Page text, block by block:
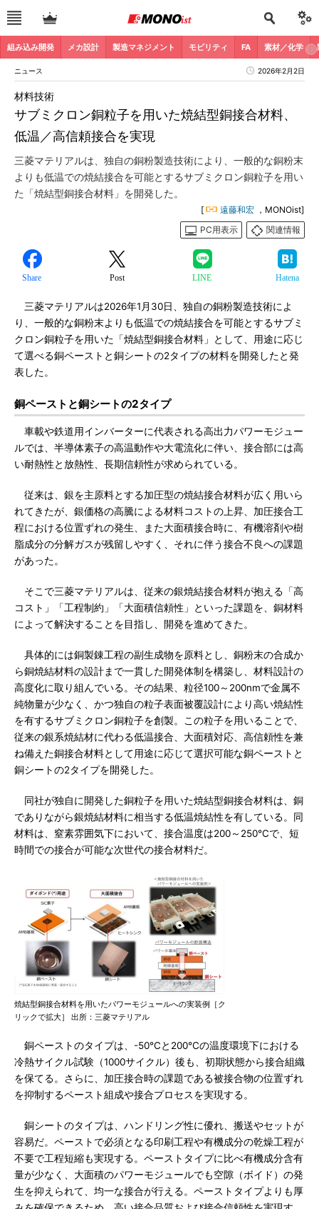
組み込み開発 メカ設計 製造マネジメント モビリティ FA 素材／化学
ニュース 2026年2月2日
サブミクロン銅粒子を用いた焼結型銅接合材料、
低温／高信頼接合を実現
材料技術
三菱マテリアルは、独自の銅粉製造技術により、一般的な銅粉末
よりも低温での焼結接合を可能とするサブミクロン銅粒子を用い
た「焼結型銅接合材料」を開発した。
[ 遠藤和宏 ，MONOist]
PC用表示
関連情報
Share Post LINE Hatena
三菱マテリアルは2026年1月30日、独自の銅粉製造技術によ
り、一般的な銅粉末よりも低温での焼結接合を可能とするサブミ
クロン銅粒子を用いた「焼結型銅接合材料」として、用途に応じ
て選べる銅ペーストと銅シートの2タイプの材料を開発したと発
表した。
銅ペーストと銅シートの2タイプ
車載や鉄道用インバーターに代表される高出力パワーモジュー
ルでは、半導体素子の高温動作や大電流化に伴い、接合部には高
い耐熱性と放熱性、長期信頼性が求められている。
従来は、銀を主原料とする加圧型の焼結接合材料が広く用いら
れてきたが、銀価格の高騰による材料コストの上昇、加圧接合工
程における位置ずれの発生、また大面積接合時に、有機溶剤や樹
脂成分の分解ガスが残留しやすく、それに伴う接合不良への課題
があった。
そこで三菱マテリアルは、従来の銀焼結接合材料が抱える「高
コスト」「工程制約」「大面積信頼性」といった課題を、銅材料
によって解決することを目指し、開発を進めてきた。
具体的には銅製錬工程の副生成物を原料とし、銅粉末の合成か
ら銅焼結材料の設計まで一貫した開発体制を構築し、材料設計の
高度化に取り組んでいる。その結果、粒径100～200nmで金属不
純物量が少なく、かつ独自の粒子表面被覆設計により高い焼結性
を有するサブミクロン銅粒子を創製。この粒子を用いることで、
従来の銀系焼結材に代わる低温接合、大面積対応、高信頼性を兼
ね備えた銅接合材料として用途に応じて選択可能な銅ペーストと
銅シートの2タイプを開発した。
同社が独自に開発した銅粒子を用いた焼結型銅接合材料は、銅
でありながら銀焼結材料に相当する低温焼結性を有している。同
材料は、窒素雰囲気下において、接合温度は200～250℃で、短
時間での接合が可能な次世代の接合材料だ。
焼結型銅接合材料を用いたパワーモジュールへの実装例［ク
リックで拡大］ 出所：三菱マテリアル
銅ペーストのタイプは、-50℃と200℃の温度環境下における
冷熱サイクル試験（1000サイクル）後も、初期状態から接合組織
を保てる。さらに、加圧接合時の課題である被接合物の位置ずれ
を抑制するペースト組成や接合プロセスを実現する。
銅シートのタイプは、ハンドリング性に優れ、搬送やセットが
容易だ。ペーストで必須となる印刷工程や有機成分の乾燥工程が
不要で工程短縮も実現する。ペーストタイプに比べ有機成分含有
量が少なく、大面積のパワーモジュールでも空隙（ボイド）の発
生を抑えられて、均一な接合が行える。ペーストタイプよりも厚